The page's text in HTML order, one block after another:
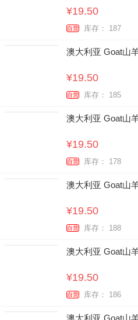
¥19.50
自营 库存： 187
澳大利亚 Goat山
¥19.50
自营 库存： 185
澳大利亚 Goat山
¥19.50
自营 库存： 178
澳大利亚 Goat山
¥19.50
自营 库存： 188
澳大利亚 Goat山
¥19.50
自营 库存： 186
澳大利亚 Goat山